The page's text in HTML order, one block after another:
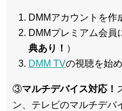
DMMアカウントを作
DMMプレミアム会員
典あり！ ）
DMM TVの視聴を始
③マルチデバイス対応！
ン、テレビのマルチデバ